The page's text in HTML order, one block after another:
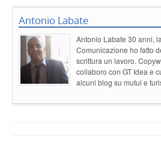
Antonio Labate
Antonio Labate 30 anni,
Comunicazione ho fatto
scrittura un lavoro.
collaboro con GT Idea e
alcuni blog su mutui e